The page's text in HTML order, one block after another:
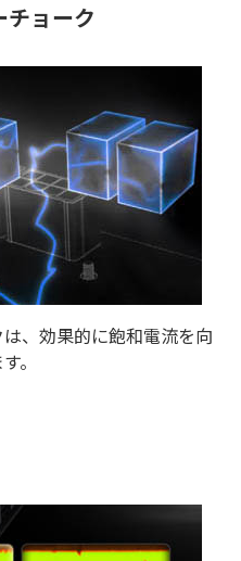
チョーク
、効果的に飽和電流を向
。